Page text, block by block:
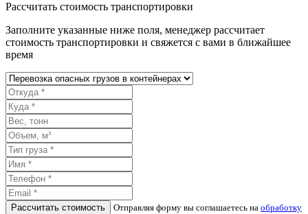
Рассчитать стоимость транспортировки
Заполните указанные ниже поля, менеджер рассчитает
стоимость транспортировки и свяжется с вами в ближайшее
время
Рассчитать стоимость Отправляя форму вы соглашаетесь на обработку